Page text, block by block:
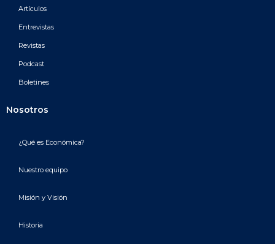
Artículos
Entrevistas
Revistas
Podcast
Boletines
Nosotros
¿Qué es Económica?
Nuestro equipo
Misión y Visión
Historia